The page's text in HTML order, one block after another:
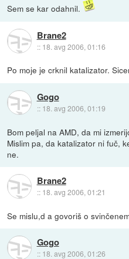
Sem se kar odahnil.
Brane2
:: 18. avg 2006, 01:16
Po moje je crknil katalizator.
Gogo
:: 18. avg 2006, 01:19
Bom peljal na AMD, da mi
Mislim pa, da katalizator ni fuč,
ne.
Brane2
:: 18. avg 2006, 01:21
Se mislu,d a govoriš o
Gogo
:: 18. avg 2006, 01:26